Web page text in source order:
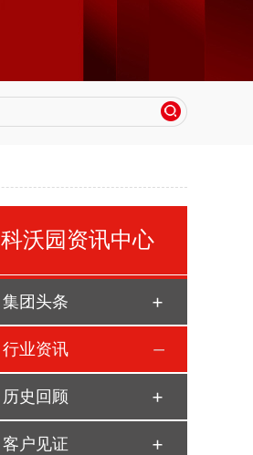
科沃园资讯中心
集团头条
行业资讯
历史回顾
客户见证